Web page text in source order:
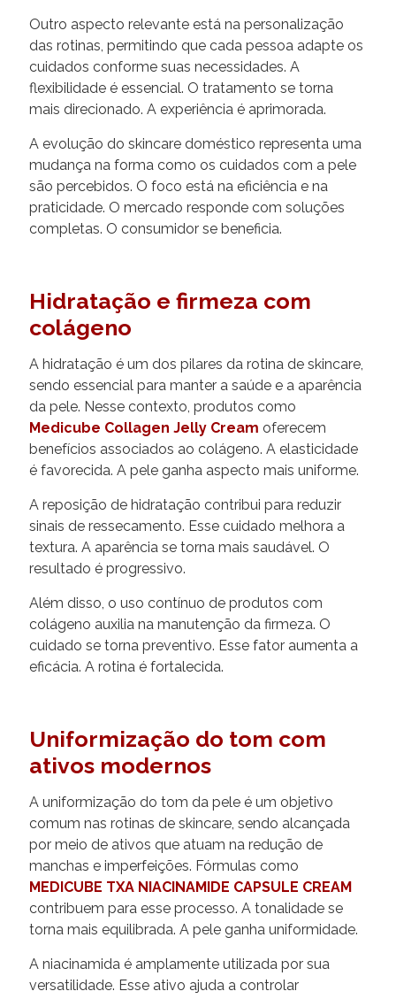
Outro aspecto relevante está na personalização
das rotinas, permitindo que cada pessoa adapte os
cuidados conforme suas necessidades. A
flexibilidade é essencial. O tratamento se torna
mais direcionado. A experiência é aprimorada.
A evolução do skincare doméstico representa uma
mudança na forma como os cuidados com a pele
são percebidos. O foco está na eficiência e na
praticidade. O mercado responde com soluções
completas. O consumidor se beneficia.
Hidratação e firmeza com
colágeno
A hidratação é um dos pilares da rotina de skincare,
sendo essencial para manter a saúde e a aparência
da pele. Nesse contexto, produtos como
Medicube Collagen Jelly Cream oferecem
benefícios associados ao colágeno. A elasticidade
é favorecida. A pele ganha aspecto mais uniforme.
A reposição de hidratação contribui para reduzir
sinais de ressecamento. Esse cuidado melhora a
textura. A aparência se torna mais saudável. O
resultado é progressivo.
Além disso, o uso contínuo de produtos com
colágeno auxilia na manutenção da firmeza. O
cuidado se torna preventivo. Esse fator aumenta a
eficácia. A rotina é fortalecida.
Uniformização do tom com
ativos modernos
A uniformização do tom da pele é um objetivo
comum nas rotinas de skincare, sendo alcançada
por meio de ativos que atuam na redução de
manchas e imperfeições. Fórmulas como
MEDICUBE TXA NIACINAMIDE CAPSULE CREAM
contribuem para esse processo. A tonalidade se
torna mais equilibrada. A pele ganha uniformidade.
A niacinamida é amplamente utilizada por sua
versatilidade. Esse ativo ajuda a controlar